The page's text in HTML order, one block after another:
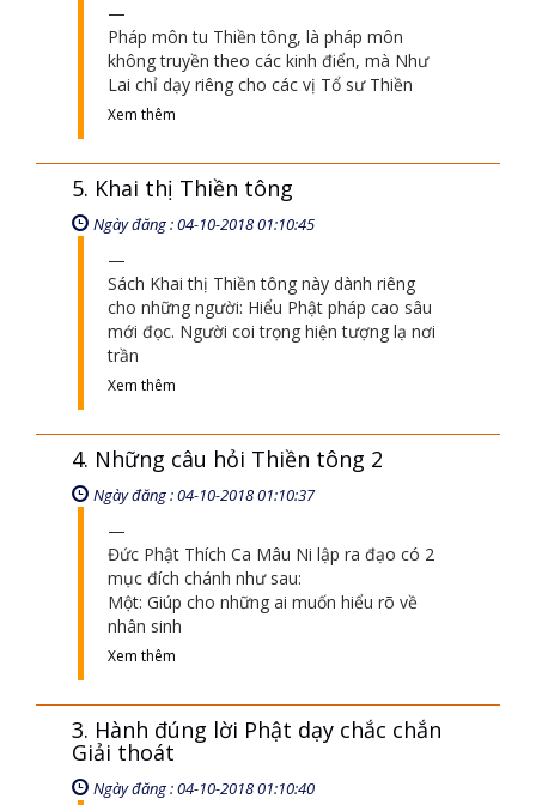
Pháp môn tu Thiền tông, là pháp môn
không truyền theo các kinh điển, mà Như
Lai chỉ dạy riêng cho các vị Tổ sư Thiền
Xem thêm
5. Khai thị Thiền tông
Ngày đăng : 04-10-2018 01:10:45
Sách Khai thị Thiền tông này dành riêng
cho những người: Hiểu Phật pháp cao sâu
mới đọc. Người coi trọng hiện tượng lạ nơi
trần
Xem thêm
4. Những câu hỏi Thiền tông 2
Ngày đăng : 04-10-2018 01:10:37
Đức Phật Thích Ca Mâu Ni lập ra đạo có 2
mục đích chánh như sau:
Một: Giúp cho những ai muốn hiểu rõ về
nhân sinh
Xem thêm
3. Hành đúng lời Phật dạy chắc chắn
Giải thoát
Ngày đăng : 04-10-2018 01:10:40